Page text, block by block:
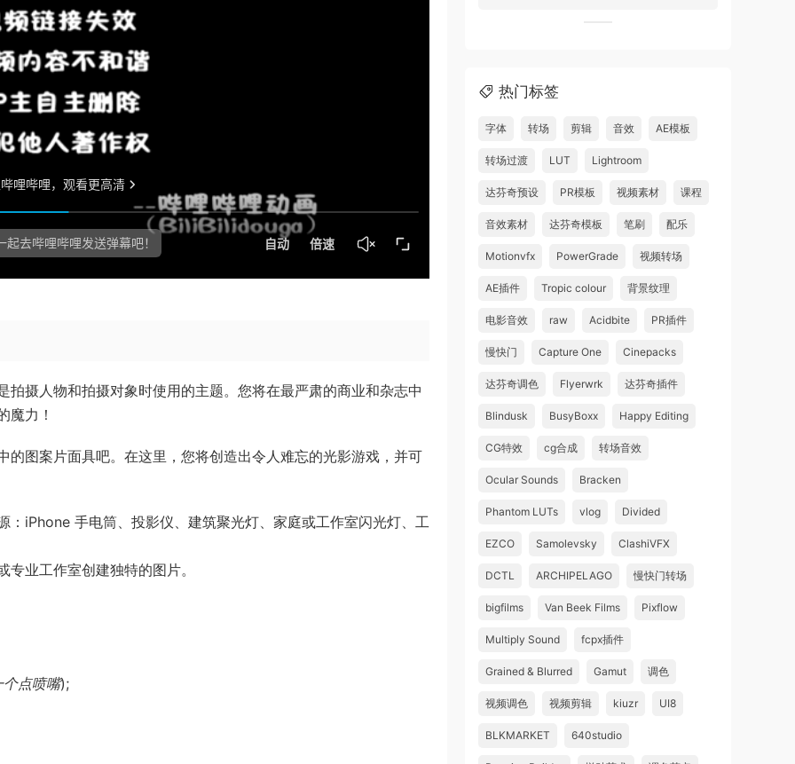
摄人物和拍摄对象时使用的主题。您将在最严肃的商业和杂志中
魔力！
图案片面具吧。在这里，您将创造出令人难忘的光影游戏，并可
：iPhone 手电筒、投影仪、建筑聚光灯、家庭或工作室闪光灯、工
业工作室创建独特的图片。
点喷嘴);
热门标签
字体 转场 剪辑 音效 AE模板
转场过渡 LUT Lightroom
达芬奇预设 PR模板 视频素材 课程
音效素材 达芬奇模板 笔刷 配乐
Motionvfx PowerGrade 视频转场
AE插件 Tropic colour 背景纹理
电影音效 raw Acidbite PR插件
慢快门 Capture One Cinepacks
达芬奇调色 Flyerwrk 达芬奇插件
Blindusk BusyBoxx Happy Editing
CG特效 cg合成 转场音效
Ocular Sounds Bracken
Phantom LUTs vlog Divided
EZCO Samolevsky ClashiVFX
DCTL ARCHIPELAGO 慢快门转场
bigfilms Van Beek Films Pixflow
Multiply Sound fcpx插件
Grained & Blurred Gamut 调色
视频调色 视频剪辑 kiuzr UI8
BLKMARKET 640studio